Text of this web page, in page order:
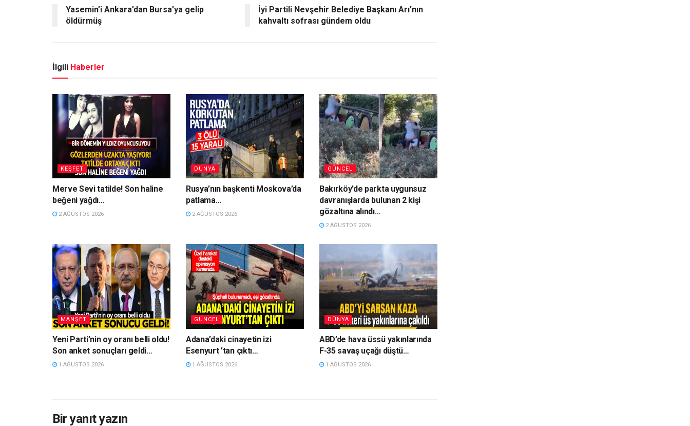
Yasemin’i Ankara’dan Bursa’ya gelip
öldürmüş
İyi Partili Nevşehir Belediye Başkanı Arı’nın
kahvaltı sofrası gündem oldu
İlgili Haberler
KEŞFET
Merve Sevi tatilde! Son haline
beğeni yağdı…
2 AĞUSTOS 2026
DÜNYA
Rusya’nın başkenti Moskova’da
patlama…
2 AĞUSTOS 2026
GÜNCEL
Bakırköy’de parkta uygunsuz
davranışlarda bulunan 2 kişi
gözaltına alındı…
2 AĞUSTOS 2026
MANŞET
Yeni Parti’nin oy oranı belli oldu!
Son anket sonuçları geldi…
1 AĞUSTOS 2026
GÜNCEL
Adana’daki cinayetin izi
Esenyurt ’tan çıktı…
1 AĞUSTOS 2026
DÜNYA
ABD’de hava üssü yakınlarında
F-35 savaş uçağı düştü…
1 AĞUSTOS 2026
Bir yanıt yazın